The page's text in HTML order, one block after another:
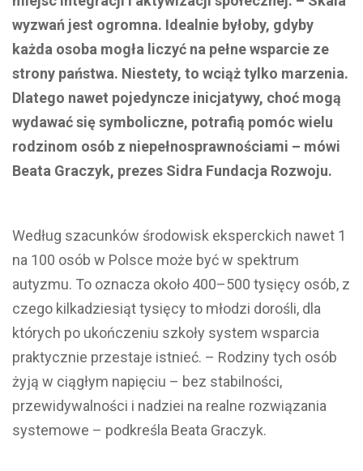
wyzwań jest ogromna. Idealnie byłoby, gdyby
każda osoba mogła liczyć na pełne wsparcie ze
strony państwa. Niestety, to wciąż tylko marzenia.
Dlatego nawet pojedyncze inicjatywy, choć mogą
wydawać się symboliczne, potrafią pomóc wielu
rodzinom osób z niepełnosprawnościami – mówi
Beata Graczyk, prezes Sidra Fundacja Rozwoju.
Według szacunków środowisk eksperckich nawet 1
na 100 osób w Polsce może być w spektrum
autyzmu. To oznacza około 400–500 tysięcy osób, z
czego kilkadziesiąt tysięcy to młodzi dorośli, dla
których po ukończeniu szkoły system wsparcia
praktycznie przestaje istnieć. – Rodziny tych osób
żyją w ciągłym napięciu – bez stabilności,
przewidywalności i nadziei na realne rozwiązania
systemowe – podkreśla Beata Graczyk.